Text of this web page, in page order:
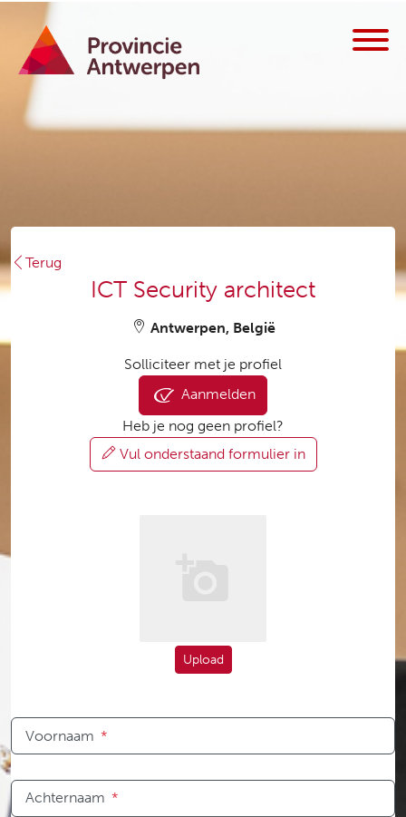
Terug
ICT Security architect
Antwerpen, België
Solliciteer met je profiel
Aanmelden
Heb je nog geen profiel?
Vul onderstaand formulier in
Upload
Voornaam *
Achternaam *